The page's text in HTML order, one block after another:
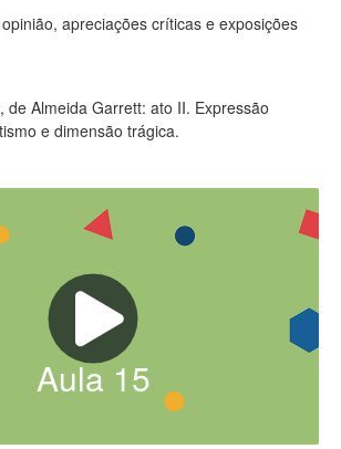
apreciações críticas e exposições
de Almeida Garrett: ato II. Expressão
e dimensão trágica.
Aula15